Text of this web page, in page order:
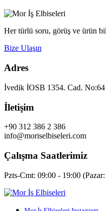
Her türlü soru, görüş ve ürün
Bize Ulaşın
Adres
İvedik İOSB 1354. Cad.
İletişim
+90 312 386 2 386
info@moriselbiseleri.com
Çalışma Saatlerimiz
Pzts-Cmt: 09:00 - 19:00